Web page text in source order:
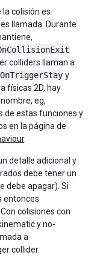
colisión es
es llamada. Durante
colliders llaman a
OnTriggerStay y
físicas 2D, hay
eg,
de estas funciones y
en la página de
.
detalle adicional y
debe tener un
debe apagar). Si
entonces
colisiones con
y no-
a
collider.